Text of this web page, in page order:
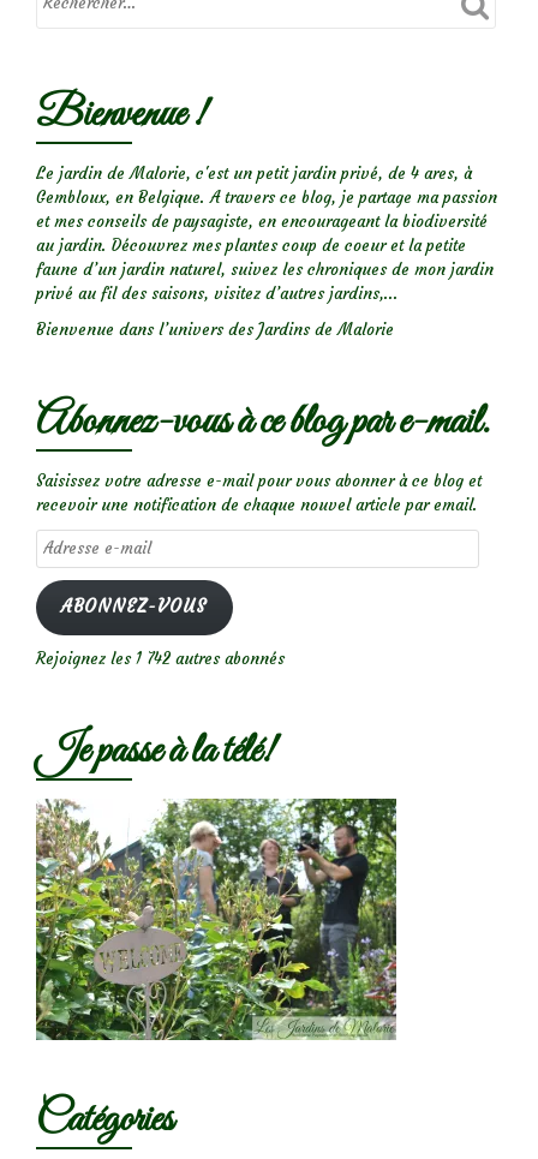
Bienvenue !
Le jardin de Malorie, c'est un petit jardin privé, de 4 ares, à
Gembloux, en Belgique. A travers ce blog, je partage ma passion
et mes conseils de paysagiste, en encourageant la biodiversité
au jardin. Découvrez mes plantes coup de coeur et la petite
faune d’un jardin naturel, suivez les chroniques de mon jardin
privé au fil des saisons, visitez d’autres jardins,...
Bienvenue dans l’univers des Jardins de Malorie
Abonnez-vous à ce blog par e-mail.
Saisissez votre adresse e-mail pour vous abonner à ce blog et
recevoir une notification de chaque nouvel article par email.
Adresse
e-
mail
ABONNEZ-VOUS
Rejoignez les 1 742 autres abonnés
Je passe à la télé!
Catégories